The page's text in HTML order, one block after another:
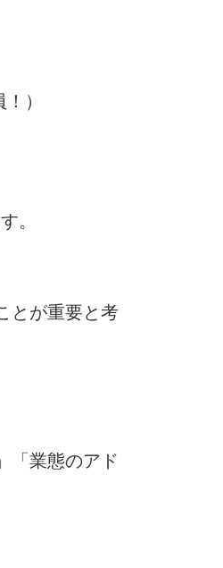
）
。
とが重要と考
「業態のアド